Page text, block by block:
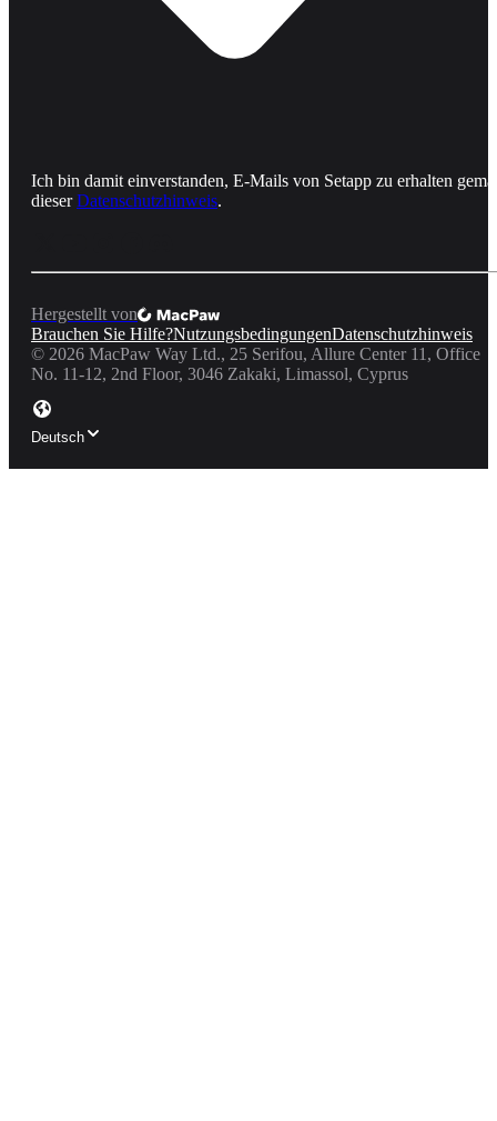
Ich bin damit einverstanden, E-Mails von Setapp zu erhalten
dieser Datenschutzhinweis.
Hergestellt von
Brauchen Sie Hilfe?NutzungsbedingungenDatenschutzhinweis
© 2026 MacPaw Way Ltd., 25 Serifou, Allure Center 11, Office
No. 11-12, 2nd Floor, 3046 Zakaki, Limassol, Cyprus
Deutsch